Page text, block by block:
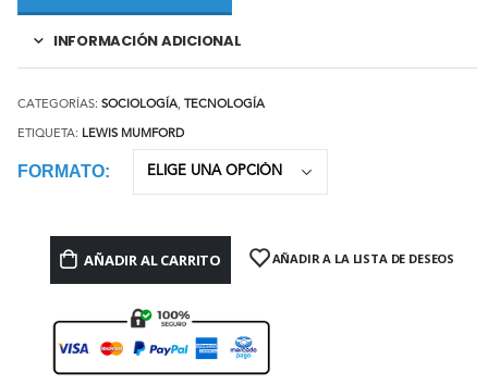
INFORMACIÓN ADICIONAL
CATEGORÍAS: SOCIOLOGÍA, TECNOLOGÍA
ETIQUETA: LEWIS MUMFORD
FORMATO
AÑADIR AL CARRITO AÑADIR A LA LISTA DE DESEOS